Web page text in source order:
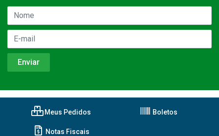
Meus Pedidos Boletos
Notas Fiscais